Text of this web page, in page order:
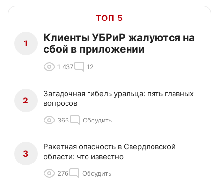
ТОП 5
1
Клиенты УБРиР жалуются на
сбой в приложении
1 437 12
2
Загадочная гибель уральца: пять главных
вопросов
366 Обсудить
3
Ракетная опасность в Свердловской
области: что известно
276 Обсудить